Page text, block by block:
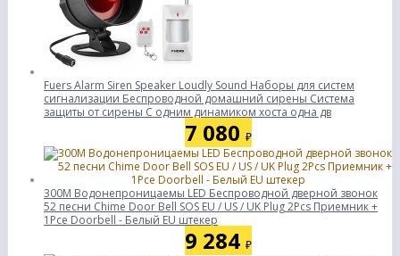
Fuers Alarm Siren Speaker Loudly Sound Наборы для систем
сигнализации Беспроводной домашний сирены Система
защиты от сирены С одним динамиком хоста одна дв
7 080 ₽
300M Водонепроницаемы LED Беспроводной дверной звонок
52 песни Chime Door Bell SOS EU / US / UK Plug 2Pcs Приемник +
1Pce Doorbell - Белый EU штекер
9 284 ₽